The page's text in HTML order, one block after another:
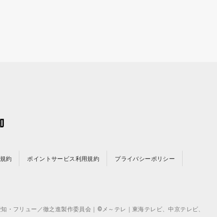
約 ポイントサービス利用規約 プライバシーポリシー
フリュー／徹之進製作委員会｜©メ～テレ｜東海テレビ、中京テレビ、